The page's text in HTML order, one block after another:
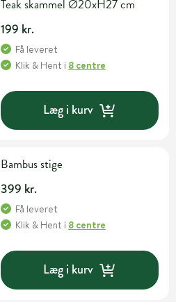
Teak skammel Ø20xH27 cm
199 kr.
Få leveret
Klik & Hent i 8 centre
Læg i kurv
Bambus stige
399 kr.
Få leveret
Klik & Hent i 8 centre
Læg i kurv